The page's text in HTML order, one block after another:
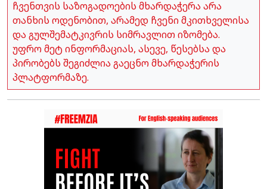
ჩვენთვის საზოგადოების მხარდაჭერა არა
თანხის ოდენობით, არამედ ჩვენი მკითხველისა
და გულშემატკივრის სიმრავლით იზომება.
უფრო მეტ ინფორმაციას, ასევე, წესებსა და
პირობებს შეგიძლია გაეცნო მხარდაჭერის
პლატფორმაზე.